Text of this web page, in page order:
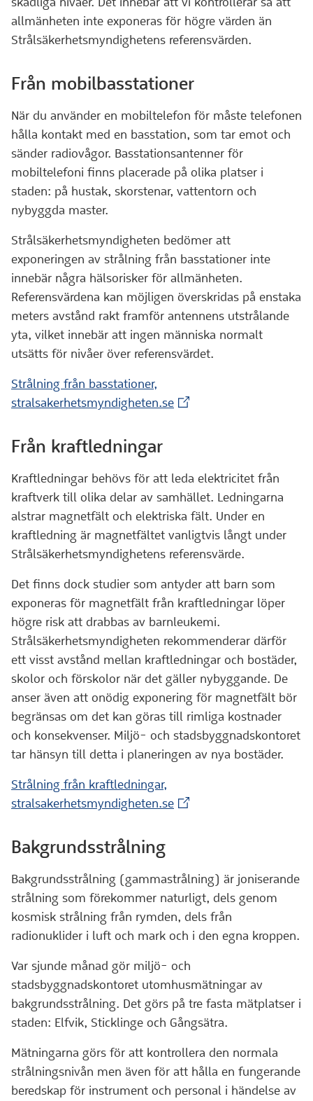
allmänheten inte exponeras för högre värden än
Strålsäkerhetsmyndighetens referensvärden.
Från mobilbasstationer
När du använder en mobiltelefon för måste telefonen
hålla kontakt med en basstation, som tar emot och
sänder radiovågor. Basstationsantenner för
mobiltelefoni finns placerade på olika platser i
staden: på hustak, skorstenar, vattentorn och
nybyggda master.
Strålsäkerhetsmyndigheten bedömer att
exponeringen av strålning från basstationer inte
innebär några hälsorisker för allmänheten.
Referensvärdena kan möjligen överskridas på enstaka
meters avstånd rakt framför antennens utstrålande
yta, vilket innebär att ingen människa normalt
utsätts för nivåer över referensvärdet.
Strålning från basstationer,
stralsakerhetsmyndigheten.se(Extern webbplats)
Från kraftledningar
Kraftledningar behövs för att leda elektricitet från
kraftverk till olika delar av samhället. Ledningarna
alstrar magnetfält och elektriska fält. Under en
kraftledning är magnetfältet vanligtvis långt under
Strålsäkerhetsmyndighetens referensvärde.
Det finns dock studier som antyder att barn som
exponeras för magnetfält från kraftledningar löper
högre risk att drabbas av barnleukemi.
Strålsäkerhetsmyndigheten rekommenderar därför
ett visst avstånd mellan kraftledningar och bostäder,
skolor och förskolor när det gäller nybyggande. De
anser även att onödig exponering för magnetfält bör
begränsas om det kan göras till rimliga kostnader
och konsekvenser. Miljö- och stadsbyggnadskontoret
tar hänsyn till detta i planeringen av nya bostäder.
Strålning från kraftledningar,
stralsakerhetsmyndigheten.se(Extern webbplats)
Bakgrundsstrålning
Bakgrundsstrålning (gammastrålning) är joniserande
strålning som förekommer naturligt, dels genom
kosmisk strålning från rymden, dels från
radionuklider i luft och mark och i den egna kroppen.
Var sjunde månad gör miljö- och
stadsbyggnadskontoret utomhusmätningar av
bakgrundsstrålning. Det görs på tre fasta mätplatser i
staden: Elfvik, Sticklinge och Gångsätra.
Mätningarna görs för att kontrollera den normala
strålningsnivån men även för att hålla en fungerande
beredskap för instrument och personal i händelse av